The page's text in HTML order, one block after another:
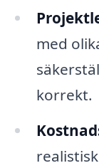
med
korrekt.